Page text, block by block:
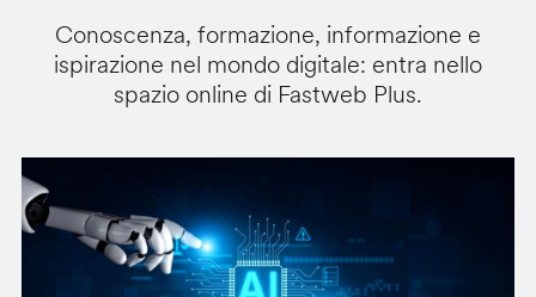
Conoscenza, formazione, informazione e
ispirazione nel mondo digitale: entra nello
spazio online di Fastweb Plus.